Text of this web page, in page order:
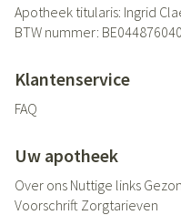
Apotheek titularis: Ingrid
BTW nummer:
Klantenservice
FAQ
Uw apotheek
Over ons Nuttige links
Voorschrift Zorgtarieven